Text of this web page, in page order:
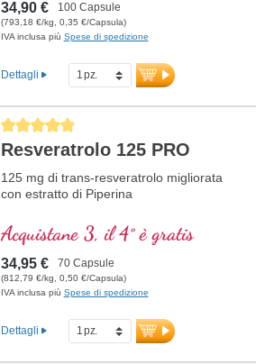
34,90 € 100 Capsule
(793,18 €/kg, 0,35 €/Capsula)
IVA inclusa più Spese di spedizione
Dettagli
Average rating of 5 out of 5 stars
Resveratrolo 125 PRO
125 mg di trans-resveratrolo migliorata
con estratto di Piperina
Acquistane 3, il 4° è gratis
34,95 € 70 Capsule
(812,79 €/kg, 0,50 €/Capsula)
IVA inclusa più Spese di spedizione
Dettagli